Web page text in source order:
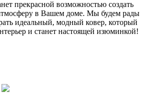
прекрасной возможностью создать
в Вашем доме. Мы будем рады
идеальный, модный ковер, который
и станет настоящей изюминкой!